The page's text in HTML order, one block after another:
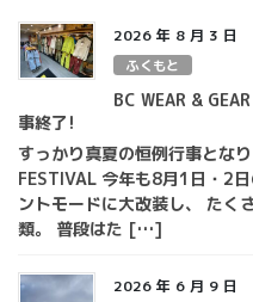
2026 年 8 月 3 日
ふくもと
BC WEAR &
事終了!
すっかり真夏の恒例行事とな
FESTIVAL 今年も8月1日・2
ントモードに大改装し、 たく
類。 普段はた […]
2026 年 6 月 9 日